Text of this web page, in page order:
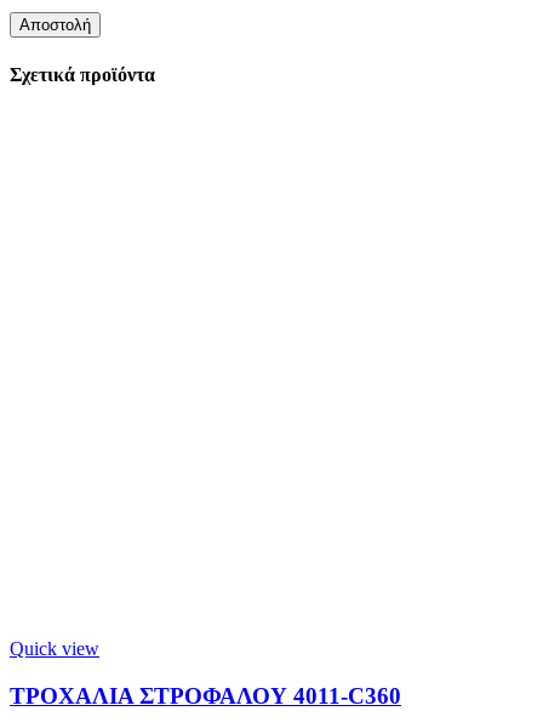
Σχετικά προϊόντα
Quick view
ΤΡΟΧΑΛΙΑ ΣΤΡΟΦΑΛΟΥ 4011-C360